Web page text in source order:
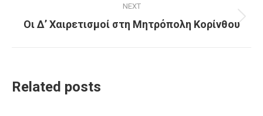
NEXT
Next
Οι Δ’ Χαιρετισμοί στη Μητρόπολη Κορίνθου
Related posts